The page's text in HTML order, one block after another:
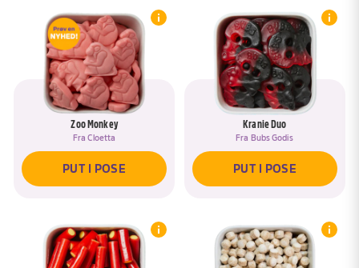
Zoo Monkey
FraCloetta
PUT I POSE
Kranie Duo
Fra Bubs Godis
PUT I POSE